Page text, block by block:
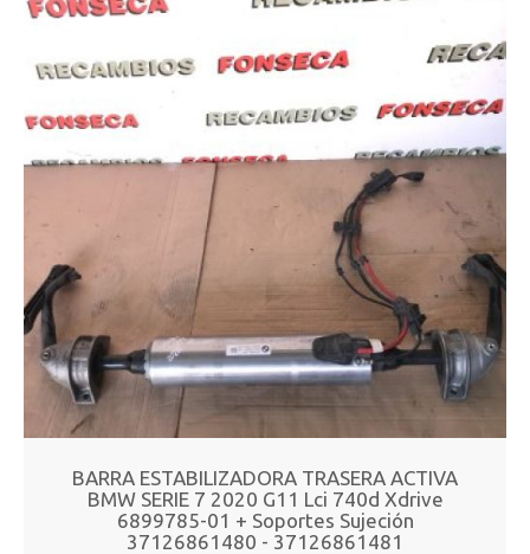
BARRA ESTABILIZADORA TRASERA ACTIVA
BMW SERIE 7 2020 G11 Lci 740d Xdrive
6899785-01 + Soportes Sujeción
37126861480 - 37126861481